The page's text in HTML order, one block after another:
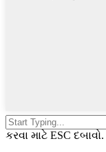
કરવા માટે ESC દબાવો.